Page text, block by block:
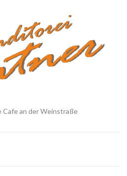
Cafe an der Weinstraße